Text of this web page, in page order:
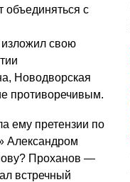
объединяться с
изложил свою
Новодворская
противоречивым.
ему претензии по
Александром
Проханов —
встречный